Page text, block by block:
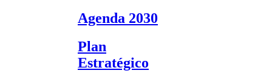
Agenda 2030
Plan
Estratégico